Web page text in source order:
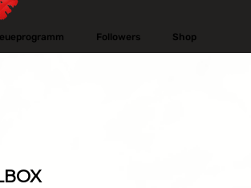
Followers Shop